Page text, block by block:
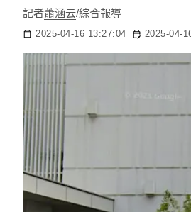
記者蕭涵云/綜合報導
2025-04-16 13:27:04 2025-04-